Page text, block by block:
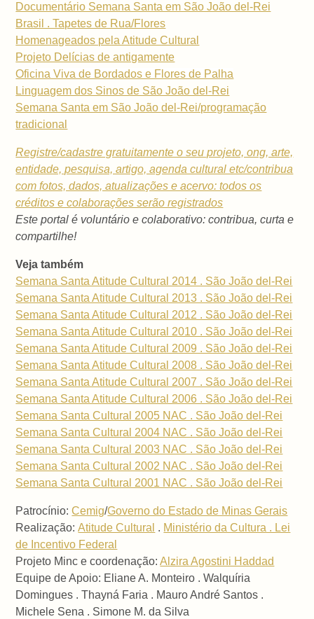
Documentário Semana Santa em São João del-Rei
Brasil . Tapetes de Rua/Flores
Homenageados pela Atitude Cultural
Projeto Delícias de antigamente
Oficina Viva de Bordados e Flores de Palha
Linguagem dos Sinos de São João del-Rei
Semana Santa em São João del-Rei/programação
tradicional
Registre/cadastre gratuitamente o seu projeto, ong, arte,
entidade, pesquisa, artigo, agenda cultural etc/contribua
com fotos, dados, atualizações e acervo: todos os
créditos e colaborações serão registrados
Este portal é voluntário e colaborativo: contribua, curta e
compartilhe!
Veja também
Semana Santa Atitude Cultural 2014 . São João del-Rei
Semana Santa Atitude Cultural 2013 . São João del-Rei
Semana Santa Atitude Cultural 2012 . São João del-Rei
Semana Santa Atitude Cultural 2010 . São João del-Rei
Semana Santa Atitude Cultural 2009 . São João del-Rei
Semana Santa Atitude Cultural 2008 . São João del-Rei
Semana Santa Atitude Cultural 2007 . São João del-Rei
Semana Santa Atitude Cultural 2006 . São João del-Rei
Semana Santa Cultural 2005 NAC . São João del-Rei
Semana Santa Cultural 2004 NAC . São João del-Rei
Semana Santa Cultural 2003 NAC . São João del-Rei
Semana Santa Cultural 2002 NAC . São João del-Rei
Semana Santa Cultural 2001 NAC . São João del-Rei
Patrocínio:Cemig/Governo do Estado de Minas Gerais
Realização:Atitude Cultural . Ministério da Cultura . Lei
de Incentivo Federal
Projeto Minc e coordenação:Alzira Agostini Haddad
Equipe de Apoio: Eliane A. Monteiro . Walquíria
Domingues . Thayná Faria . Mauro André Santos .
Michele Sena . Simone M. da Silva